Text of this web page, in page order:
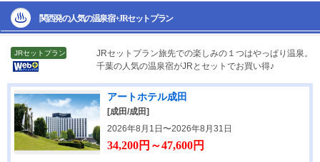
関西発の人気の温泉宿+JRセットプラン
JRセットプラン JRセットプラン旅先での楽しみの１つはやっぱり温泉。
千葉の人気の温泉宿がJRとセットでお買い得♪
アートホテル成田
[成田/成田]
2026年8月1日〜2026年8月31日
34,200円～47,600円